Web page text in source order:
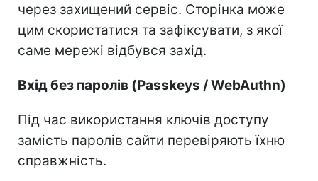
через захищений сервіс. Сторінка може
цим скористатися та зафіксувати, з якої
саме мережі відбувся захід.
Вхід без паролів (Passkeys / WebAuthn)
Під час використання ключів доступу
замість паролів сайти перевіряють їхню
справжність.